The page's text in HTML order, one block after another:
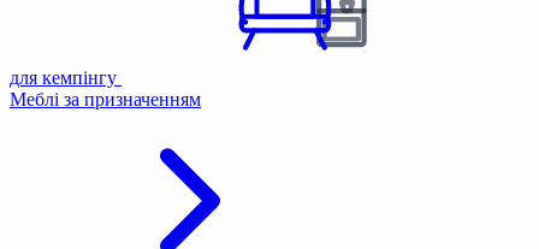
для кемпінгу
Меблі за призначенням